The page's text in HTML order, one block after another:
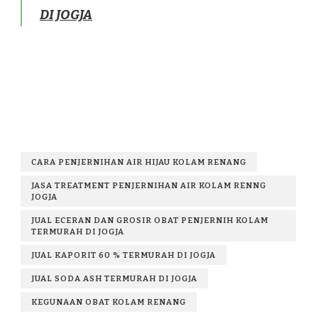
DI JOGJA
CARA PENJERNIHAN AIR HIJAU KOLAM RENANG
JASA TREATMENT PENJERNIHAN AIR KOLAM RENNG
JOGJA
JUAL ECERAN DAN GROSIR OBAT PENJERNIH KOLAM
TERMURAH DI JOGJA
JUAL KAPORIT 60 % TERMURAH DI JOGJA
JUAL SODA ASH TERMURAH DI JOGJA
KEGUNAAN OBAT KOLAM RENANG